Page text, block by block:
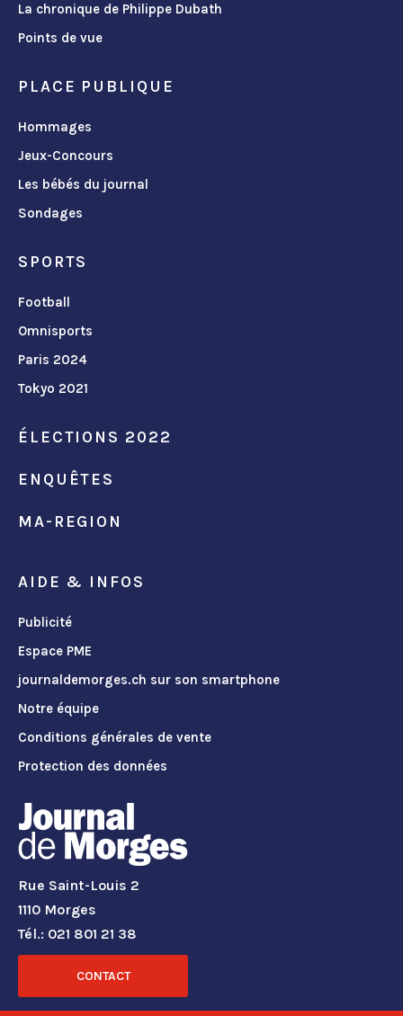
La chronique de Philippe Dubath
Points de vue
PLACE PUBLIQUE
Hommages
Jeux-Concours
Les bébés du journal
Sondages
SPORTS
Football
Omnisports
Paris 2024
Tokyo 2021
ÉLECTIONS 2022
ENQUÊTES
MA-REGION
AIDE & INFOS
Publicité
Espace PME
journaldemorges.ch sur son smartphone
Notre équipe
Conditions générales de vente
Protection des données
Rue Saint-Louis 2
1110 Morges
Tél.: 021 801 21 38
CONTACT